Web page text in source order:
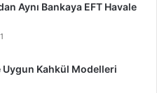
Aynı Bankaya EFT Havale
Uygun Kahkül Modelleri